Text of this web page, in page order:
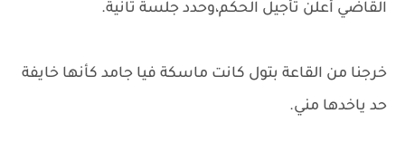
القاضي أعلن تأجيل الحكم،وحدد جلسة تانية.
خرجنا من القاعة بتول كانت ماسكة فيا جامد كأنها خايفة
حد ياخدها مني.